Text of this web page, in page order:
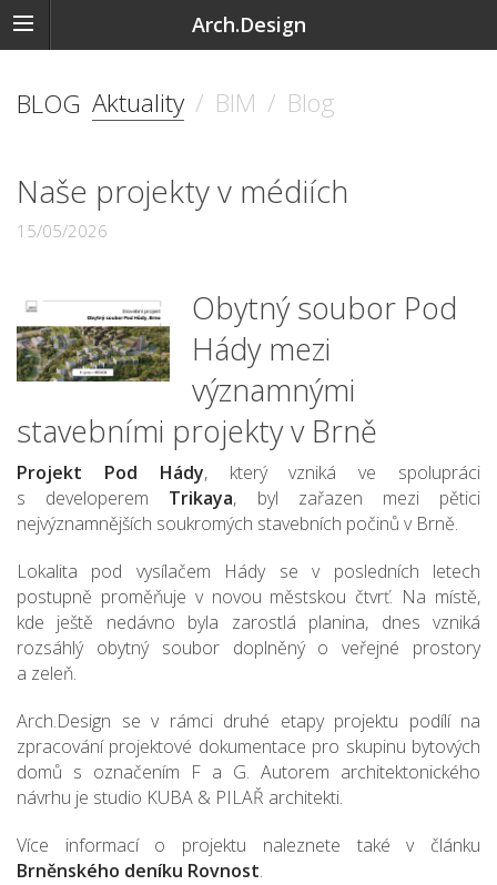
Arch.Design
BLOG Aktuality / BIM / Blog
Naše projekty v médiích
15/05/2026
Obytný soubor Pod
Hády mezi
významnými
stavebními projekty v Brně
Projekt Pod Hády, který vzniká ve spolupráci
s developerem Trikaya, byl zařazen mezi pětici
nejvýznamnějších soukromých stavebních počinů v Brně.
Lokalita pod vysílačem Hády se v posledních letech
postupně proměňuje v novou městskou čtvrť. Na místě,
kde ještě nedávno byla zarostlá planina, dnes vzniká
rozsáhlý obytný soubor doplněný o veřejné prostory
a zeleň.
Arch.Design se v rámci druhé etapy projektu podílí na
zpracování projektové dokumentace pro skupinu bytových
domů s označením F a G. Autorem architektonického
návrhu je studio KUBA & PILAŘ architekti.
Více informací o projektu naleznete také v článku
Brněnského deníku Rovnost.